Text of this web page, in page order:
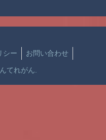
シー お問い合わせ
てれがん.